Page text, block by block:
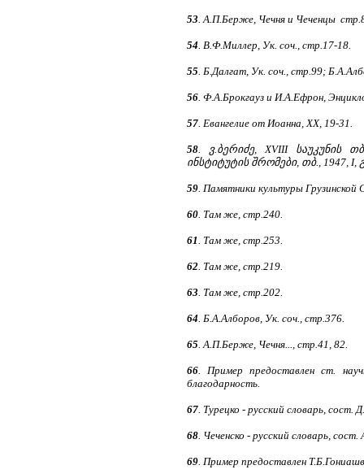
53 . А.П.Берже, Чечня и Чеченцы
54 . В.Ф.Миллер, Ук. соч., стр.17-18.
55 . Б.Далгат, Ук. соч., стр.99;
56 . Ф.А.Брокгауз и И.А.Ефрон,
57 . Евангелие от Иоанна, XX, 19-31.
58 . ვ.ბერიძე, XVIII საუკუნის
ინსტიტუტის შრომები, თბ., 1947, I,
59 . Памятники культуры
60 . Там же, стр.240.
61 . Там же, стр.253.
62 . Там же, стр.219.
63 . Там же, стр.202.
64 . Б.А.Алборов, Ук. соч., стр.376.
65 . А.П.Берже, Чечня..., стр.41, 82.
66 . Пример предоставлен ст.
благодарность.
67 . Турецко - русский словарь,
68 . Чеченско - русский словарь,
69 . Пример предоставлен